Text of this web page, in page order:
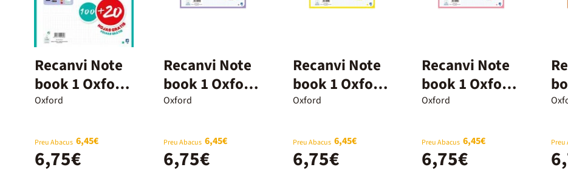
Recanvi Note
book 1 Oxford
A4 5x5 100+20
menta
Oxford
Preu Abacus 6,45€
6,75€
Recanvi Note
book 1 Oxford
A4 5x5 100+20
Oxford
Preu Abacus 6,45€
6,75€
Recanvi Note
book 1 Oxford
A4 5x5 100+20
Oxford
Preu Abacus 6,45€
6,75€
Recanvi Note
book 1 Oxford
A4 5x5 100+20
Oxford
Preu Abacus 6,45€
6,75€
Preu